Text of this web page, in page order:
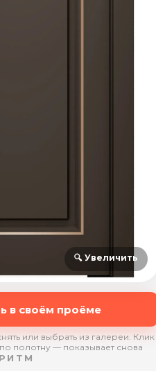
🔍 Увеличить
в своём проёме
или выбрать из галереи. Клик
полотну — показывает снова